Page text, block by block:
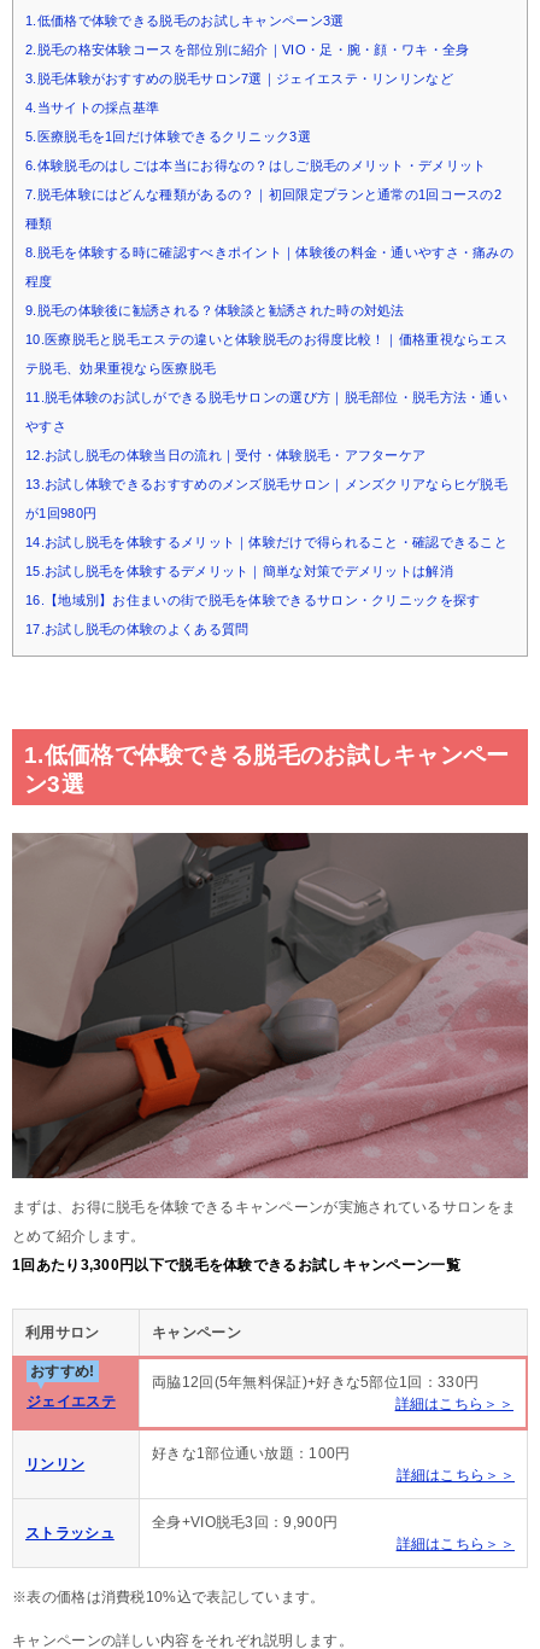
1.低価格で体験できる脱毛のお試しキャンペーン3選
2.脱毛の格安体験コースを部位別に紹介｜VIO・足・腕・顔・ワキ・全身
3.脱毛体験がおすすめの脱毛サロン7選｜ジェイエステ・リンリンなど
4.当サイトの採点基準
5.医療脱毛を1回だけ体験できるクリニック3選
6.体験脱毛のはしごは本当にお得なの？はしご脱毛のメリット・デメリット
7.脱毛体験にはどんな種類があるの？｜初回限定プランと通常の1回コースの2
種類
8.脱毛を体験する時に確認すべきポイント｜体験後の料金・通いやすさ・痛みの
程度
9.脱毛の体験後に勧誘される？体験談と勧誘された時の対処法
10.医療脱毛と脱毛エステの違いと体験脱毛のお得度比較！｜価格重視ならエス
テ脱毛、効果重視なら医療脱毛
11.脱毛体験のお試しができる脱毛サロンの選び方｜脱毛部位・脱毛方法・通い
やすさ
12.お試し脱毛の体験当日の流れ｜受付・体験脱毛・アフターケア
13.お試し体験できるおすすめのメンズ脱毛サロン｜メンズクリアならヒゲ脱毛
が1回980円
14.お試し脱毛を体験するメリット｜体験だけで得られること・確認できること
15.お試し脱毛を体験するデメリット｜簡単な対策でデメリットは解消
16.【地域別】お住まいの街で脱毛を体験できるサロン・クリニックを探す
17.お試し脱毛の体験のよくある質問
1.低価格で体験できる脱毛のお試しキャンペー
ン3選
まずは、お得に脱毛を体験できるキャンペーンが実施されているサロンをま
とめて紹介します。
1回あたり3,300円以下で脱毛を体験できるお試しキャンペーン一覧
利用サロン キャンペーン
おすすめ!
ジェイエステ
両脇12回(5年無料保証)+好きな5部位1回：330円
詳細はこちら＞＞
リンリン
好きな1部位通い放題：100円
詳細はこちら＞＞
ストラッシュ
全身+VIO脱毛3回：9,900円
詳細はこちら＞＞
※表の価格は消費税10%込で表記しています。
キャンペーンの詳しい内容をそれぞれ説明します。